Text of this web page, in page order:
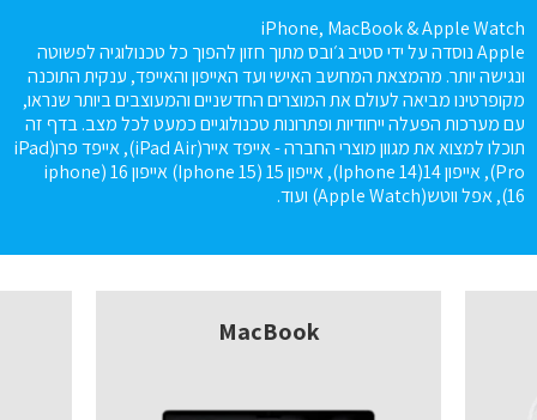
iPhone, MacBook & Apple Watch
Apple נוסדה על ידי סטיב ג׳ובס מתוך חזון להפוך כל טכנולוגיה לפשוטה
ונגישה יותר. מהמצאת המחשב האישי ועד האייפון והאייפד, ענקית התוכנה
מקופרטינו מביאה לעולם את המוצרים החדשניים והמעוצבים ביותר שנראו,
עם מערכות הפעלה ייחודיות ופתרונות טכנולוגיים כמעט לכל מצב. בדף זה
תוכלו למצוא את מגוון מוצרי החברה - אייפד אייר(iPad Air), אייפד פרו(iPad
Pro), אייפון 14(Iphone 14), אייפון 15 (Iphone 15) אייפון 16 (iphone
16), אפל ווטש(Apple Watch) ועוד.
MacBook